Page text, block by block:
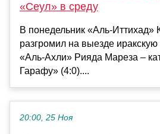
«Сеул» в среду
В понедельник «Аль-Иттихад»
разгромил на выезде
«Аль-Ахли» Рияда Мареза –
Гарафу» (4:0)....
20:00, 25 Ноя